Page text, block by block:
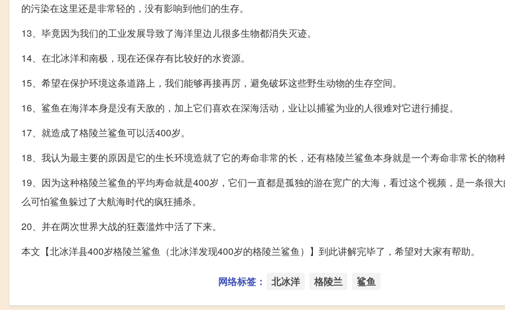
的污染在这里还是非常轻的，没有影响到他们的生存。
13、毕竟因为我们的工业发展导致了海洋里边儿很多生物都消失灭迹。
14、在北冰洋和南极，现在还保存有比较好的水资源。
15、希望在保护环境这条道路上，我们能够再接再厉，避免破坏这些野生动物的生存空间。
16、鲨鱼在海洋本身是没有天敌的，加上它们喜欢在深海活动，业让以捕鲨为业的人很难对它进行捕捉。
17、就造成了格陵兰鲨鱼可以活400岁。
18、我认为最主要的原因是它的生长环境造就了它的寿命非常的长，还有格陵兰鲨鱼本身就是一个寿命非常长的物种
19、因为这种格陵兰鲨鱼的平均寿命就是400岁，它们一直都是孤独的游在宽广的大海，看过这个视频，是一条很
么可怕鲨鱼躲过了大航海时代的疯狂捕杀。
20、并在两次世界大战的狂轰滥炸中活了下来。
本文【北冰洋县400岁格陵兰鲨鱼（北冰洋发现400岁的格陵兰鲨鱼）】到此讲解完毕了，希望对大家有帮助。
网络标签： 北冰洋 格陵兰 鲨鱼